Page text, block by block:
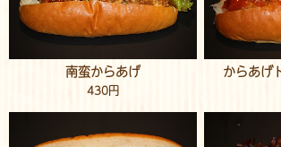
南蛮からあげ
430円
からあげ